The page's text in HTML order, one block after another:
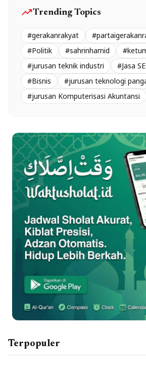
trending_upTrending Topics
#gerakanrakyat
#Politik
#sahrinhamid
#jurusan teknik industri
#Jasa
#Bisnis
#jurusan teknologi
#jurusan Komputerisasi Akuntansi
Terpopuler